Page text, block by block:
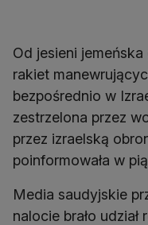
Od jesieni
rakiet
bezpośrednio w
zestrzelona przez
przez izraelską
poinformowała w
Media saudyjskie
nalocie brało